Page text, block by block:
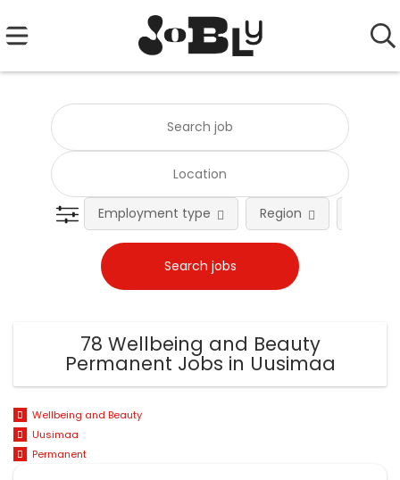
Employment type Region
78 Wellbeing and Beauty
Permanent Jobs in Uusimaa
Wellbeing and Beauty
Uusimaa
Permanent